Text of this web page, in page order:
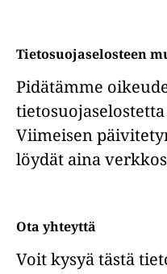
Tietosuojaselosteen
Pidätämme
Viimeisen
löydät aina
Ota yhteyttä
Voit kysyä tästä